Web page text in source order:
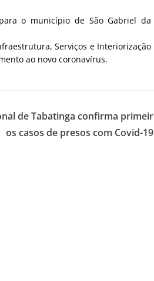
o município de São Gabriel da
Serviços e Interiorização
ao novo coronavírus.
de Tabatinga confirma primeir
os casos de presos com Covid-19